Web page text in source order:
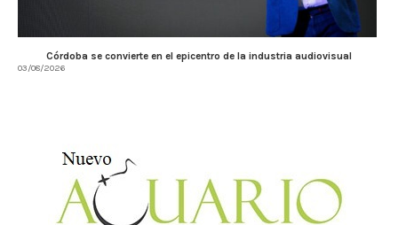
Córdoba se convierte en el epicentro de la industria audiovisual
03/08/2026